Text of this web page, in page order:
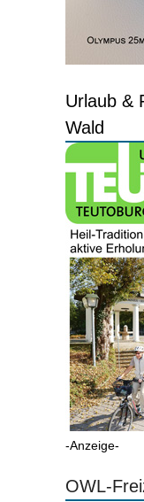
Urlaub &
Wald
-Anzeige-
OWL-